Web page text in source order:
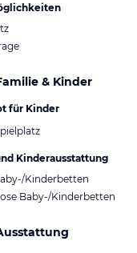
& Kinder
für Kinder
Kinderausstattung
Kinderbetten
Baby-/Kinderbetten